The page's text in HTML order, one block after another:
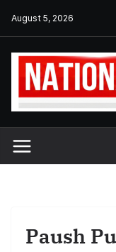
August 5, 2026
Paush